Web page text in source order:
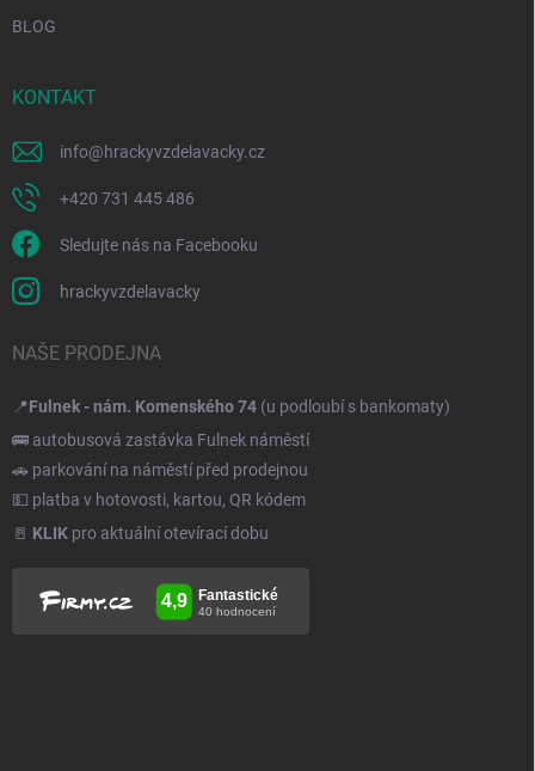
BLOG
KONTAKT
info@hrackyvzdelavacky.cz
+420 731 445 486
Sledujte nás na Facebooku
hrackyvzdelavacky
NAŠE PRODEJNA
📍Fulnek - nám. Komenského 74 (u podloubí s bankomaty)
🚌 autobusová zastávka Fulnek náměstí
🚗 parkování na náměstí před prodejnou
💵 platba v hotovosti, kartou, QR kódem
🚪 KLIK pro aktuální otevírací dobu